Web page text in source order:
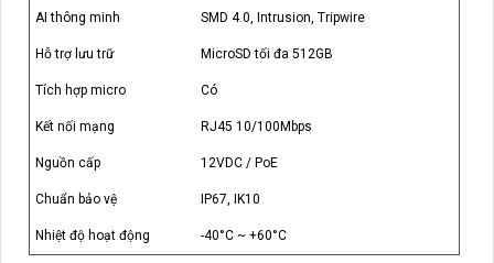
AI thông minh SMD 4.0, Intrusion, Tripwire
Hỗ trợ lưu trữ MicroSD tối đa 512GB
Tích hợp micro Có
Kết nối mạng RJ45 10/100Mbps
Nguồn cấp 12VDC / PoE
Chuẩn bảo vệ IP67, IK10
Nhiệt độ hoạt động -40°C ~ +60°C